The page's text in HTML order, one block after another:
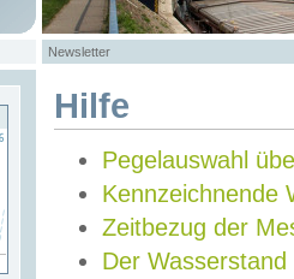
Newsletter
Hilfe
Pegelauswahl
Kennzeichnende
Zeitbezug der
Der Wasserstand